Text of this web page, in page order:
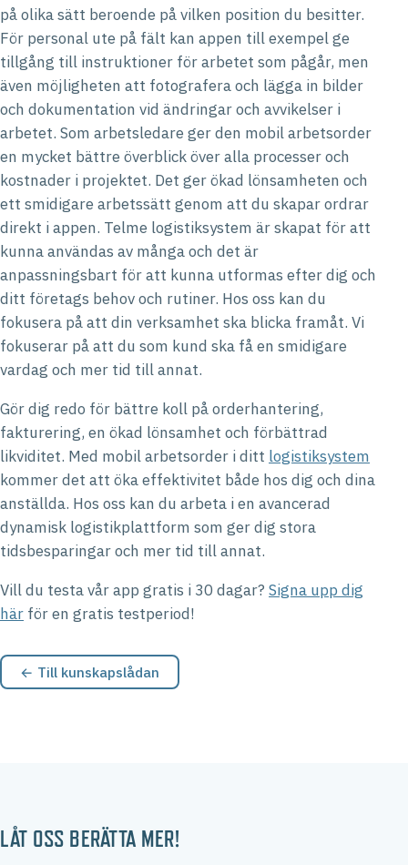
på olika sätt beroende på vilken position du besitter.
För personal ute på fält kan appen till exempel ge
tillgång till instruktioner för arbetet som pågår, men
även möjligheten att fotografera och lägga in bilder
och dokumentation vid ändringar och avvikelser i
arbetet. Som arbetsledare ger den mobil arbetsorder
en mycket bättre överblick över alla processer och
kostnader i projektet. Det ger ökad lönsamheten och
ett smidigare arbetssätt genom att du skapar ordrar
direkt i appen. Telme logistiksystem är skapat för att
kunna användas av många och det är
anpassningsbart för att kunna utformas efter dig och
ditt företags behov och rutiner. Hos oss kan du
fokusera på att din verksamhet ska blicka framåt. Vi
fokuserar på att du som kund ska få en smidigare
vardag och mer tid till annat.
Gör dig redo för bättre koll på orderhantering,
fakturering, en ökad lönsamhet och förbättrad
likviditet. Med mobil arbetsorder i ditt logistiksystem
kommer det att öka effektivitet både hos dig och dina
anställda. Hos oss kan du arbeta i en avancerad
dynamisk logistikplattform som ger dig stora
tidsbesparingar och mer tid till annat.
Vill du testa vår app gratis i 30 dagar? Signa upp dig
här för en gratis testperiod!
← Till kunskapslådan
LÅT OSS BERÄTTA MER!